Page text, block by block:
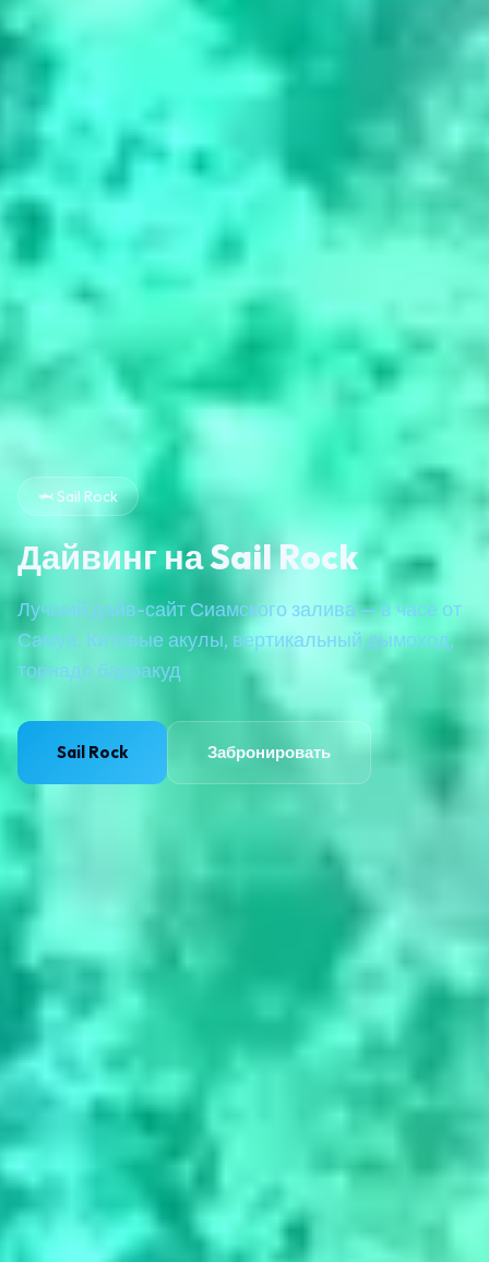
🦈 Sail Rock
Дайвинг на Sail Rock
Лучший дайв-сайт Сиамского залива — в часе от
Самуи. Китовые акулы, вертикальный дымоход,
торнадо барракуд
Sail Rock Забронировать